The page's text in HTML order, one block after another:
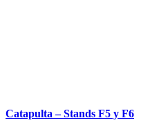
Catapulta – Stands F5 y F6